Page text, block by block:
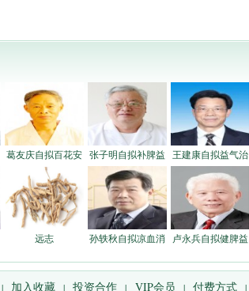
葛友庆自拟百花安 张子明自拟补脾益 王建康自拟益气治
远志 孙轶秋自拟凉血消 卢永兵自拟健脾益
| 加入收藏 | 投资合作 | VIP会员 | 付费方式 |